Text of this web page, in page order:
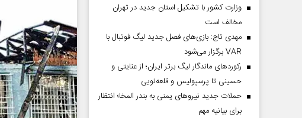
وزارت کشور با تشکیل استان جدید در تهران
مخالف است
مهدی تاج: بازی‌های فصل جدید لیگ فوتبال با
VAR برگزار می‌شود
رکورد‌های ماندگار لیگ برتر ایران؛ از عنایتی و
حسینی تا پرسپولیس و قلعه‌نویی
حملات جدید نیروهای یمنی به بندر المخا؛ انتظار
برای بیانیه مهم